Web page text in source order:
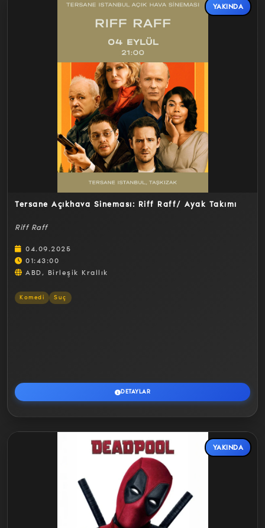
YAKINDA
Detaylar
Tersane Açıkhava Sineması: Riff Raff/ Ayak Takımı
Riff Raff
04.09.2025
01:43:00
ABD, Birleşik Krallık
Komedi Suç
DETAYLAR
YAKINDA